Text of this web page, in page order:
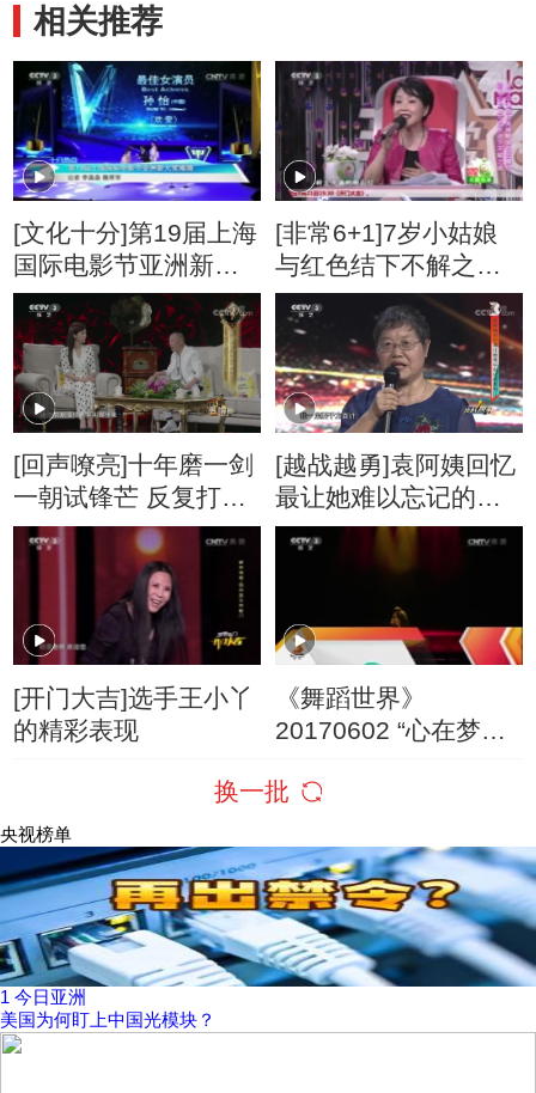
相关推荐
[文化十分]第19届上海
国际电影节亚洲新人
奖揭晓
[非常6+1]7岁小姑娘
与红色结下不解之缘
曾外公参加抗美援朝
荣立三等功
[回声嘹亮]十年磨一剑
一朝试锋芒 反复打磨
终成就经典角色
[越战越勇]袁阿姨回忆
最让她难以忘记的案
例
[开门大吉]选手王小丫
的精彩表现
《舞蹈世界》
20170602 “心在梦在
《诺玛阿美》
换一批
央视榜单
1 今日亚洲
美国为何盯上中国光模块？